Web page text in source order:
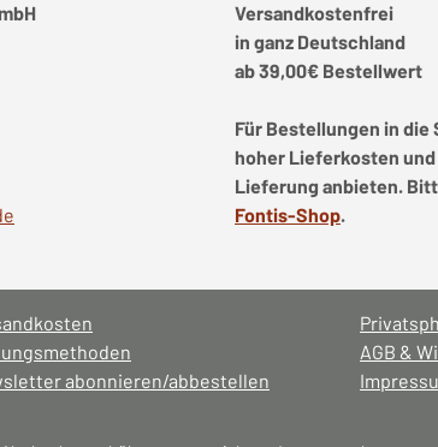
Versandkostenfrei
in ganz Deutschland
ab 39,00€ Bestellwert
Für Bestellungen in
hoher Lieferkosten
Lieferung anbieten.
Fontis-Shop.
abonnieren/abbestellen
AGB &